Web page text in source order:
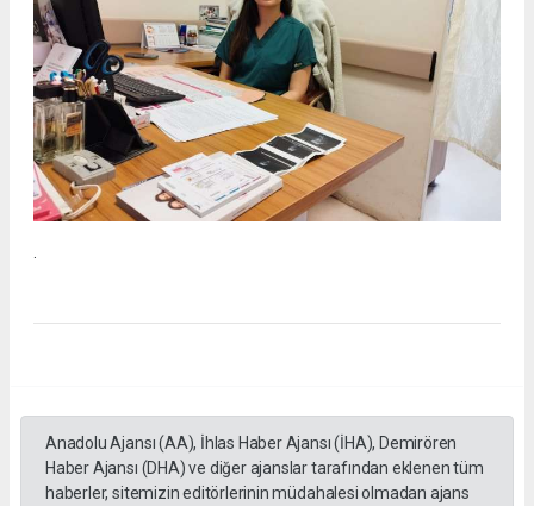
Anadolu Ajansı (AA), İhlas Haber Ajansı (İHA), Demirören
Haber Ajansı (DHA) ve diğer ajanslar tarafından eklenen tüm
haberler, sitemizin editörlerinin müdahalesi olmadan ajans